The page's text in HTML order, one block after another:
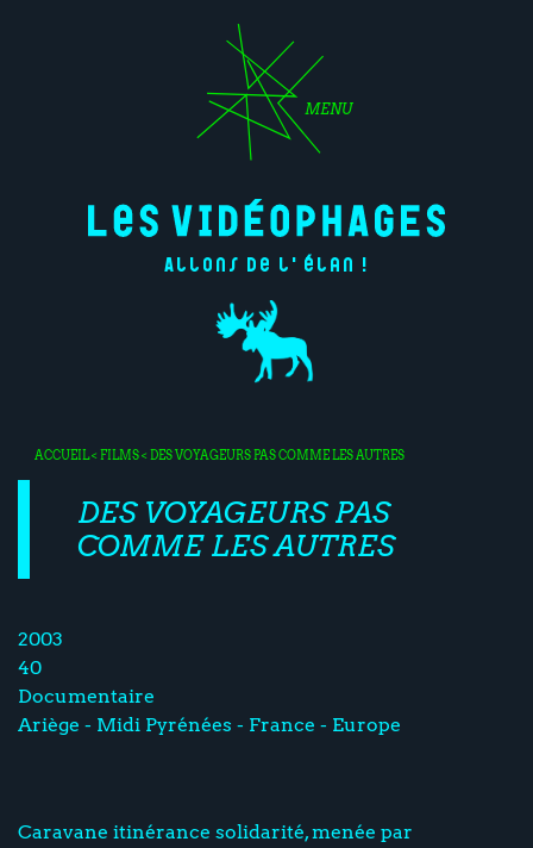
MENU
Allons de l'élan !
ACCUEIL< FILMS< DES VOYAGEURS PAS COMME LES AUTRES
DES VOYAGEURS PAS
COMME LES AUTRES
2003
40
Documentaire
Ariège - Midi Pyrénées - France - Europe
Caravane itinérance solidarité, menée par